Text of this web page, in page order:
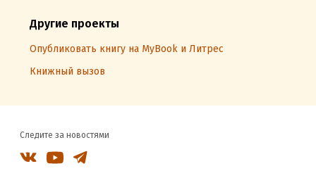
Другие проекты
Опубликовать книгу на MyBook и Литрес
Книжный вызов
Следите за новостями